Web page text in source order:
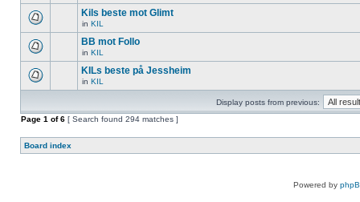
Kils beste mot Glimt
in KIL
BB mot Follo
in KIL
KILs beste på Jessheim
in KIL
Display posts from previous:
Page 1 of6 [ Search found 294 matches ]
Board index
Powered by